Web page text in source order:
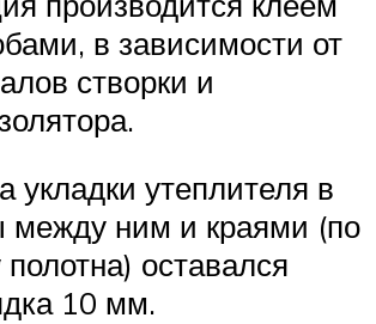
в зависимости от
створки и
укладки утеплителя в
между ним и краями (по
оставался
10 мм.